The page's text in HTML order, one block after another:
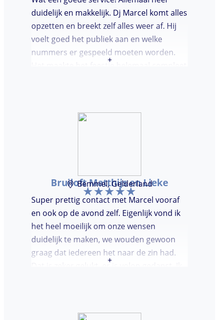
duidelijk en makkelijk. Dj Marcel komt alles
opzetten en breekt zelf alles weer af. Hij
voelt goed het publiek aan en welke
nummers er gespeeld moeten worden.
Het maakte het feestje helemaal compleet
+
Bruiloft Matthijs en Lieke
Bemmel, Gelderland
Super prettig contact met Marcel vooraf
en ook op de avond zelf. Eigenlijk vond ik
het heel moeilijk om onze wensen
duidelijk te maken, we wouden gewoon
graag dat iedereen het naar de zin had.
Dat is zeker gelukt, er is volop gedanst. Ik
+